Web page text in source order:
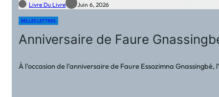
Livre Du Livre Juin 6, 2026
BELLES LETTRES
Anniversaire de Faure
À l’occasion de l’anniversaire de Faure Essozimna